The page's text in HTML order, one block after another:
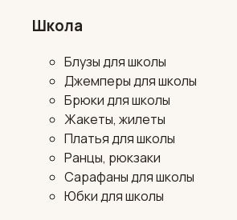
Школа
Блузы для школы
Джемперы для школы
Брюки для школы
Жакеты, жилеты
Платья для школы
Ранцы, рюкзаки
Сарафаны для школы
Юбки для школы